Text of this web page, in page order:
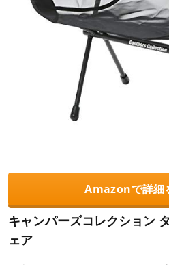
Amazonで詳細
キャンパーズコレクション
ェア